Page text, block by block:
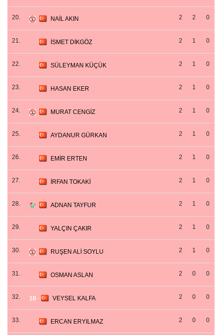
20. NAİL AKIN 2 2 0
21. İSMET DİKGÖZ 2 1 0
22. SÜLEYMAN KÜÇÜK 2 1 0
23. HASAN EKER 2 1 0
24. MURAT CENGİZ 2 1 0
25. AYDANUR GÜRKAN 2 1 0
26. EMİR ERTEN 2 1 0
27. İRFAN TOKAKİ 2 1 0
28. ADNAN TAYFUR 2 1 0
29. YALÇIN ÇAKIR 2 1 0
30. RUŞEN ALİ SOYLU 2 1 0
31. OSMAN ASLAN 2 0 0
32. 10 - VEYSEL KALFA 2 0 0
33. ERCAN ERYILMAZ 2 0 0